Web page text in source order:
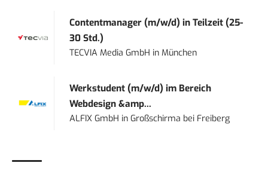
Contentmanager (m/w/d) in Teilzeit (25-
30 Std.)
TECVIA Media GmbH inMünchen
Werkstudent (m/w/d) im Bereich
Webdesign &amp...
ALFIX GmbH inGroßschirma bei Freiberg